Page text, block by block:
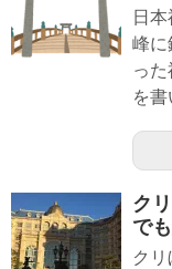
日
峰に
っ
を
ク
で
ク